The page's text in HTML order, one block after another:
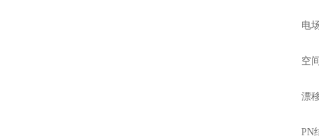
电场
空间
漂移
PN结